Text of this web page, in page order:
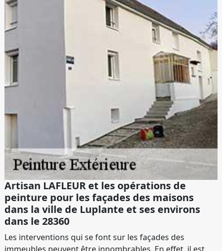
Artisan LAFLEUR et les opérations de
peinture pour les façades des maisons
dans la ville de Luplante et ses environs
dans le 28360
Les interventions qui se font sur les façades des
immeubles peuvent être innombrables. En effet, il est